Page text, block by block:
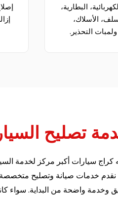
البطارية،
الأسلاك،
التحذير.
تصليح
سيارات أكبر مركز لخدمة
خدمات صيانة وتصليح متخصصة
واضحة من البداية. سواء